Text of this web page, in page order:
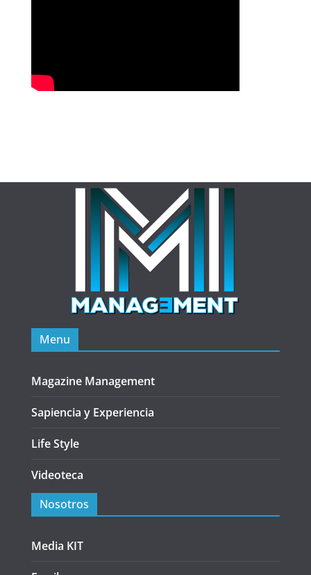
Menu
Magazine Management
Sapiencia y Experiencia
Life Style
Videoteca
Nosotros
Media KIT